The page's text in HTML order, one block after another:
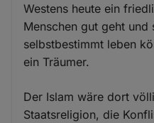
Westens heute ein
Menschen gut geht und
selbstbestimmt leben
ein Träumer.
Der Islam wäre dort
Staatsreligion, die